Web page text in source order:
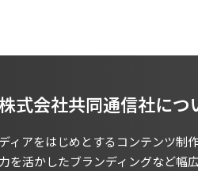
式会社共同通信社につ
ィアをはじめとするコンテンツ制
を活かしたブランディングなど幅